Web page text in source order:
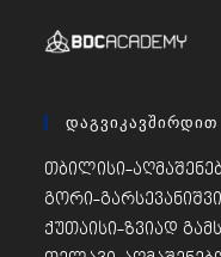
Დაგვიკავშირდით
თბილისი-
გორი-
ქუთაისი-ზვიად